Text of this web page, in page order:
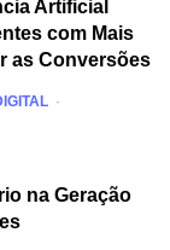
Artificial
com Mais
as Conversões
na Geração